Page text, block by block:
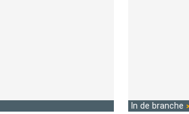
In de branche